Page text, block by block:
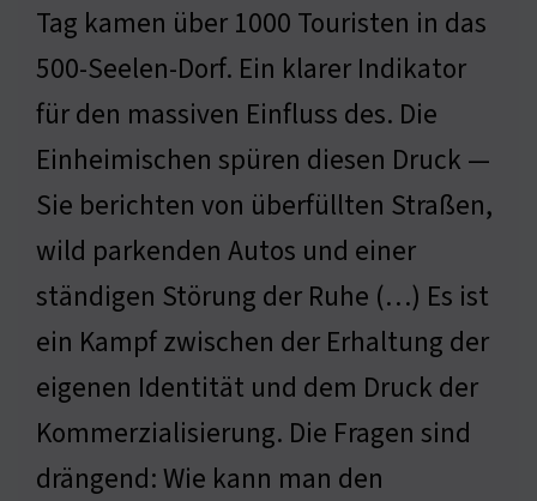
Tag kamen über 1000 Touristen in das
500-Seelen-Dorf. Ein klarer Indikator
für den massiven Einfluss des. Die
Einheimischen spüren diesen Druck —
Sie berichten von überfüllten Straßen,
wild parkenden Autos und einer
ständigen Störung der Ruhe (…) Es ist
ein Kampf zwischen der Erhaltung der
eigenen Identität und dem Druck der
Kommerzialisierung. Die Fragen sind
drängend: Wie kann man den